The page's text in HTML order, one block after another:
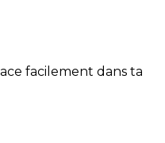
facilement dans ta